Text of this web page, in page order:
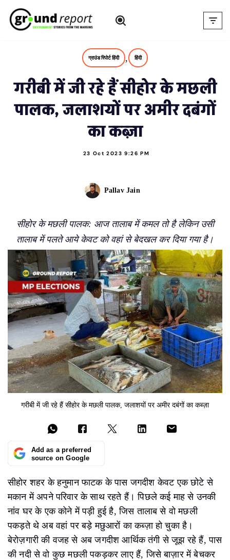
Skip
ग्राउंड रिपोर्ट हिंदी , हिंदी
गरीबी में जी रहे हैं सीहोर के मछली
पालक, जलाशयों पर अमीर दबंगों
का कब्ज़ा
23 Oct 2023 9:26 PM
Pallav Jain
सीहोर के मछली पालक: आज तालाब में कमल तो है लेकिन उसी
तालाब में पलते आये केवट को वहां से बेदखल कर दिया गया है।
गरीबी में जी रहे हैं सीहोर के मछली पालक, जलाशयों पर अमीर दबंगों का कब्ज़ा
Add as a preferred
source on Google
सीहोर शहर के हनुमान फाटक के पास जगदीश केवट एक छोटे से
मकान में अपने परिवार के साथ रहते हैं। पिछले कई माह से उनकी
नांव घर के एक कोने में पड़ी हुई है, जिस तालाब से वो मछली
पकड़ते थे अब वहां पर बड़े मछुआरों का कब्ज़ा हो चुका है।
बेरोज़गारी की वजह से अब जगदीश आर्थिक तंगी से जूझ रहे हैं, पास
की नदी से वो कुछ मछली पकड़कर लाए हैं, जिसे बाज़ार में बेचकर